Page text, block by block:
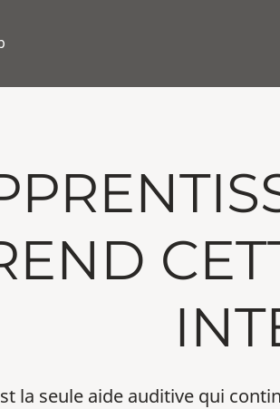
la seule aide auditive qui